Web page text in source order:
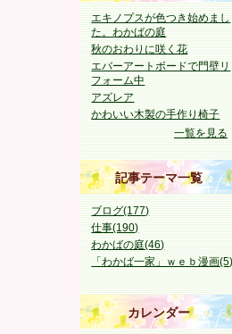
エキノプスが色つき始めまし
た。わかばの庭
秋のおわりに咲く花
エバーアートボードで門壁リ
フォーム中
アズレア
かわいい木製の手作り椅子
一覧を見る
記事テーマ一覧
ブログ(177)
仕事(190)
わかばの庭(46)
「わかば一家」ｗｅｂ漫画
カレンダー